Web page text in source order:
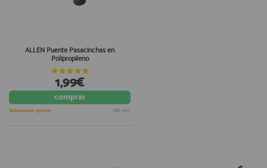
ALLEN Puente Pasacinchas en
Polipropileno
1,99€
comprar
Seleccionar opción IVA incl.